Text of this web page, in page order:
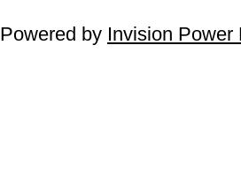
Powered by Invision Power